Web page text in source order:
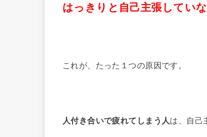
はっきりと自己主張してい
これが、たった１つの原因です。
人付き合いで疲れてしまう人は、自己